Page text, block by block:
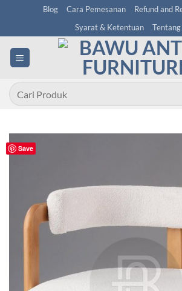
content
Blog Cara Pemesanan
Refund and
Syarat & Ketentuan
Pencarian
untuk:
Save